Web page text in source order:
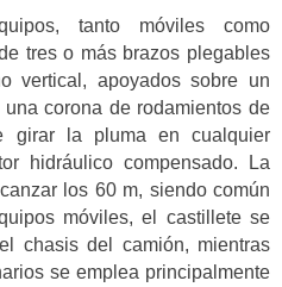
tanto móviles como
tres o más brazos plegables
vertical, apoyados sobre un
corona de rodamientos de
girar la pluma en cualquier
hidráulico compensado. La
los 60 m, siendo común
móviles, el castillete se
chasis del camión, mientras
se emplea principalmente